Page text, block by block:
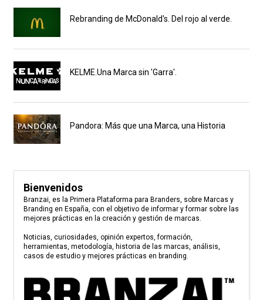
Rebranding de McDonald's. Del rojo al verde.
KELME.Una Marca sin 'Garra'.
Pandora: Más que una Marca, una Historia
Bienvenidos
Branzai, es la Primera Plataforma para Branders, sobre Marcas y
Branding en España, con el objetivo de informar y formar sobre las
mejores prácticas en la creación y gestión de marcas.
Noticias, curiosidades, opinión expertos, formación,
herramientas, metodología, historia de las marcas, análisis,
casos de estudio y mejores prácticas en branding.